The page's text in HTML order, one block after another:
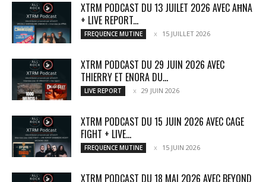
XTRM PODCAST DU 13 JUILET 2026 AVEC AĦNA
+ LIVE REPORT...
FREQUENCE MUTINE 15 JUILLET 2026
XTRM PODCAST DU 29 JUIN 2026 AVEC
THIERRY ET ENORA DU...
LIVE REPORT 29 JUIN 2026
XTRM PODCAST DU 15 JUIN 2026 AVEC CAGE
FIGHT + LIVE...
FREQUENCE MUTINE 15 JUIN 2026
XTRM PODCAST DU 18 MAI 2026 AVEC BEYOND